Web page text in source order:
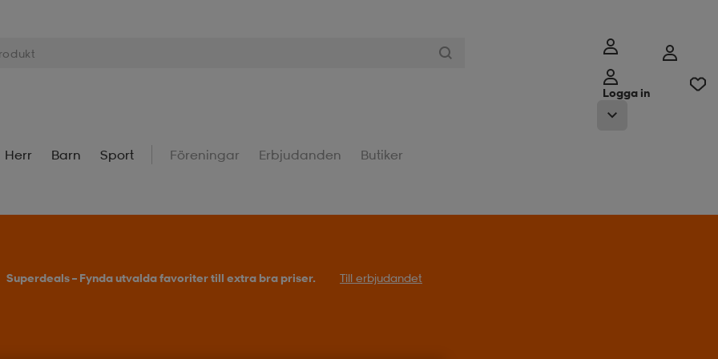
Logga in
Herr Barn Sport Föreningar Erbjudanden Butiker
Superdeals – Fynda utvalda favoriter till extra bra priser. Till erbjudandet